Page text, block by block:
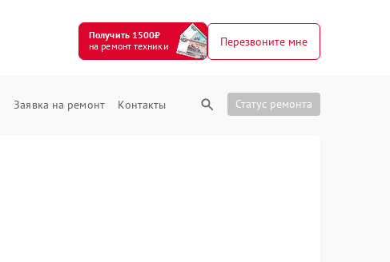
Получить 1500₽
на ремонт техники
Перезвоните мне
Заявка на ремонт Контакты Статус ремонта